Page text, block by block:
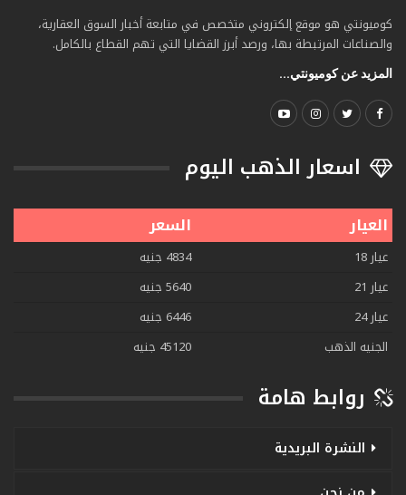
كوميونتي هو موقع إلكتروني متخصص في متابعة أخبار السوق العقارية،
والصناعات المرتبطة بها، ورصد أبرز القضايا التي تهم القطاع بالكامل.
المزيد عن كوميونتي...
اسعار الذهب اليوم
العيار السعر
عيار 18
4834 جنيه
عيار 21
5640 جنيه
عيار 24
6446 جنيه
الجنيه الذهب
45120 جنيه
روابط هامة
النشرة البريدية